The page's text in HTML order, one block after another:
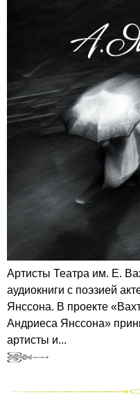
Артисты Театра им. Е.
аудиокниги с поэзией
Янссона. В проекте
Андриеса Янссона»
артисты и...